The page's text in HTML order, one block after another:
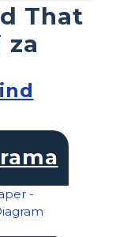
That
za